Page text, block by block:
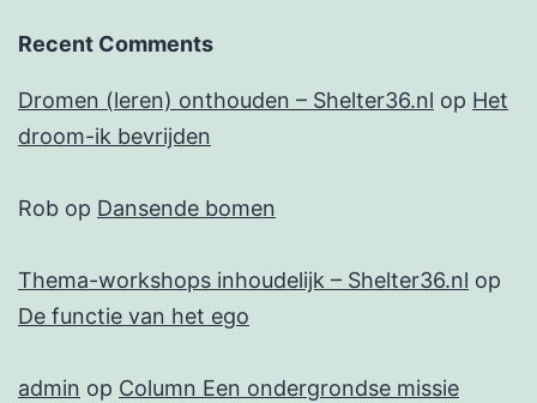
Recent Comments
Dromen (leren) onthouden – Shelter36.nl op Het
droom-ik bevrijden
Rob op Dansende bomen
Thema-workshops inhoudelijk – Shelter36.nl op
De functie van het ego
admin op Column Een ondergrondse missie